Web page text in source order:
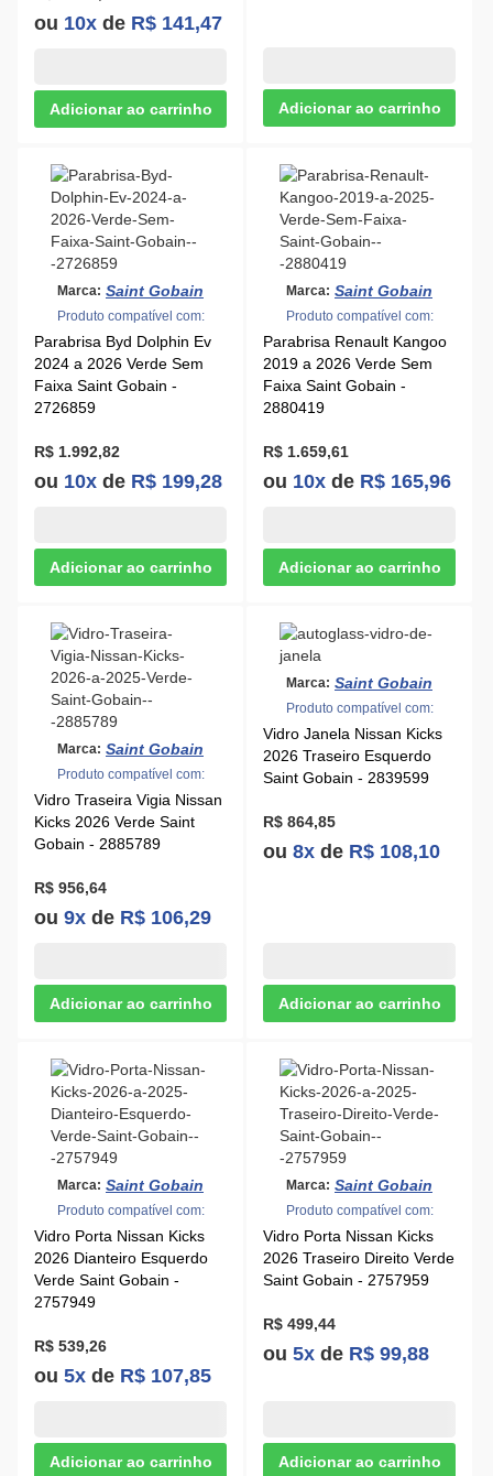
ou 10x de R$ 141,47
Marca: Saint Gobain
Produto compatível com:
Parabrisa Byd Dolphin Ev
2024 a 2026 Verde Sem
Faixa Saint Gobain -
2726859
R$ 1.992,82
ou 10x de R$ 199,28
Marca: Saint Gobain
Produto compatível com:
Parabrisa Renault Kangoo
2019 a 2026 Verde Sem
Faixa Saint Gobain -
2880419
R$ 1.659,61
ou 10x de R$ 165,96
Marca: Saint Gobain
Produto compatível com:
Vidro Traseira Vigia Nissan
Kicks 2026 Verde Saint
Gobain - 2885789
R$ 956,64
ou 9x de R$ 106,29
Marca: Saint Gobain
Produto compatível com:
Vidro Janela Nissan Kicks
2026 Traseiro Esquerdo
Saint Gobain - 2839599
R$ 864,85
ou 8x de R$ 108,10
Marca: Saint Gobain
Produto compatível com:
Vidro Porta Nissan Kicks
2026 Dianteiro Esquerdo
Verde Saint Gobain -
2757949
R$ 539,26
ou 5x de R$ 107,85
Marca: Saint Gobain
Produto compatível com:
Vidro Porta Nissan Kicks
2026 Traseiro Direito Verde
Saint Gobain - 2757959
R$ 499,44
ou 5x de R$ 99,88